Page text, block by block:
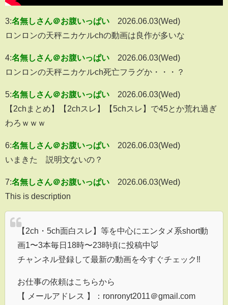
3:名無しさん＠お腹いっぱい
2026.06.03(Wed)
ロンロンの天秤ニカケルchの動画は良作が多いな
4:名無しさん＠お腹いっぱい
2026.06.03(Wed)
ロンロンの天秤ニカケルch死亡フラグか・・・？
5:名無しさん＠お腹いっぱい
2026.06.03(Wed)
【2chまとめ】【2chスレ】【5chスレ】で45とか荒れ過ぎ
わろｗｗｗ
6:名無しさん＠お腹いっぱい
2026.06.03(Wed)
いまきた 説明文ないの？
7:名無しさん＠お腹いっぱい
2026.06.03(Wed)
This is description
【2ch・5ch面白スレ】等を中心にエンタメ系short動
画1〜3本毎日18時〜23時頃に投稿中🦊
チャンネル登録して最新の動画を今すぐチェック‼︎
お仕事の依頼はこちらから
【 メールアドレス 】：ronronyt2011＠gmail.com